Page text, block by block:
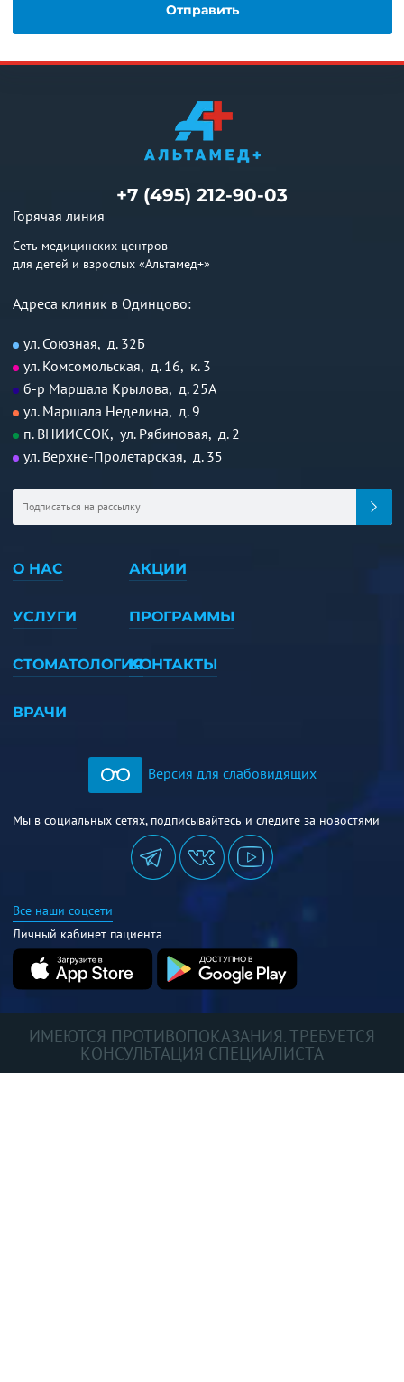
+7 (495) 212-90-03
Горячая линия
Сеть медицинских центров
для детей и взрослых «Альтамед+»
Адреса клиник в Одинцово:
ул. Союзная, д. 32Б
ул. Комсомольская, д. 16, к. 3
б-р Маршала Крылова, д. 25А
ул. Маршала Неделина, д. 9
п. ВНИИССОК, ул. Рябиновая, д. 2
ул. Верхне-Пролетарская, д. 35
О НАС
УСЛУГИ
СТОМАТОЛОГИЯ
ВРАЧИ
АКЦИИ
ПРОГРАММЫ
КОНТАКТЫ
Версия для слабовидящих
Мы в социальных сетях, подписывайтесь и следите за новостями
Все наши соцсети
Личный кабинет пациента
ИМЕЮТСЯ ПРОТИВОПОКАЗАНИЯ. ТРЕБУЕТСЯ
КОНСУЛЬТАЦИЯ СПЕЦИАЛИСТА